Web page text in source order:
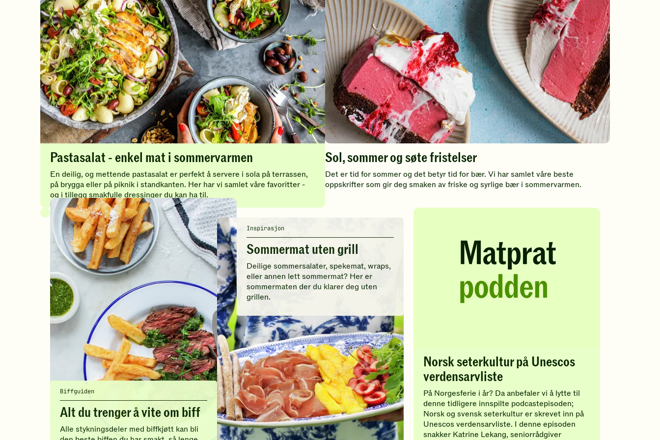
e
r
Pastasalat - enkel mat i sommervarmen
En deilig, og mettende pastasalat er perfekt å servere i sola på terrassen,
på brygga eller på piknik i standkanten. Her har vi samlet våre favoritter -
og i tillegg smakfulle dressinger du kan ha til.
Sol, sommer og søte fristelser
Det er tid for sommer og det betyr tid for bær. Vi har samlet våre beste
oppskrifter som gir deg smaken av friske og syrlige bær i sommervarmen.
Biffguiden
Alt du trenger å vite om biff
Alle stykningsdeler med biffkjøtt kan bli
Inspirasjon
Sommermat uten grill
Deilige sommersalater, spekemat, wraps,
eller annen lett sommermat? Her er
sommermaten der du klarer deg uten
grillen.
Norsk seterkultur på Unescos
verdensarvliste
På Norgesferie i år? Da anbefaler vi å lytte til
denne tidligere innspilte podcastepisoden;
Norsk og svensk seterkultur er skrevet inn på
Unescos verdensarvliste. I denne episoden
snakker Katrine Lekang, seniorrådgiver